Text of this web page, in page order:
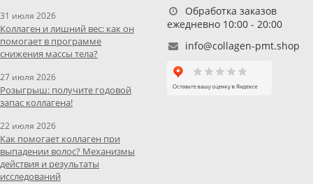
31 июля 2026
Коллаген и лишний вес: как он
помогает в программе
снижения массы тела?
27 июля 2026
Розыгрыш: получите годовой
запас коллагена!
22 июля 2026
Как помогает коллаген при
выпадении волос? Механизмы
действия и результаты
исследований
Обработка заказов
ежедневно 10:00 - 20:00
info@collagen-pmt.shop